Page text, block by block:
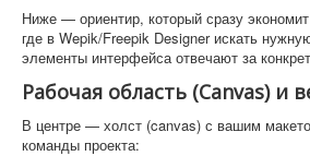
Ниже — ориентир, который сразу
где в Wepik/Freepik Designer искать
элементы интерфейса отвечают за
Рабочая область (Canvas) и
В центре — холст (canvas) с вашим
команды проекта: